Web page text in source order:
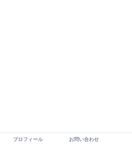
プロフィール お問い合わせ